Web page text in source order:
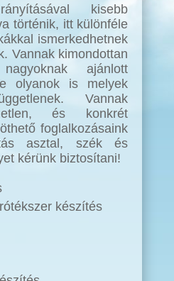
kisebb
történik, itt különféle
ismerkedhetnek
Vannak kimondottan
ajánlott
olyanok is melyek
Vannak
és konkrét
foglalkozásaink
asztal, szék és
kérünk biztosítani!
készítés